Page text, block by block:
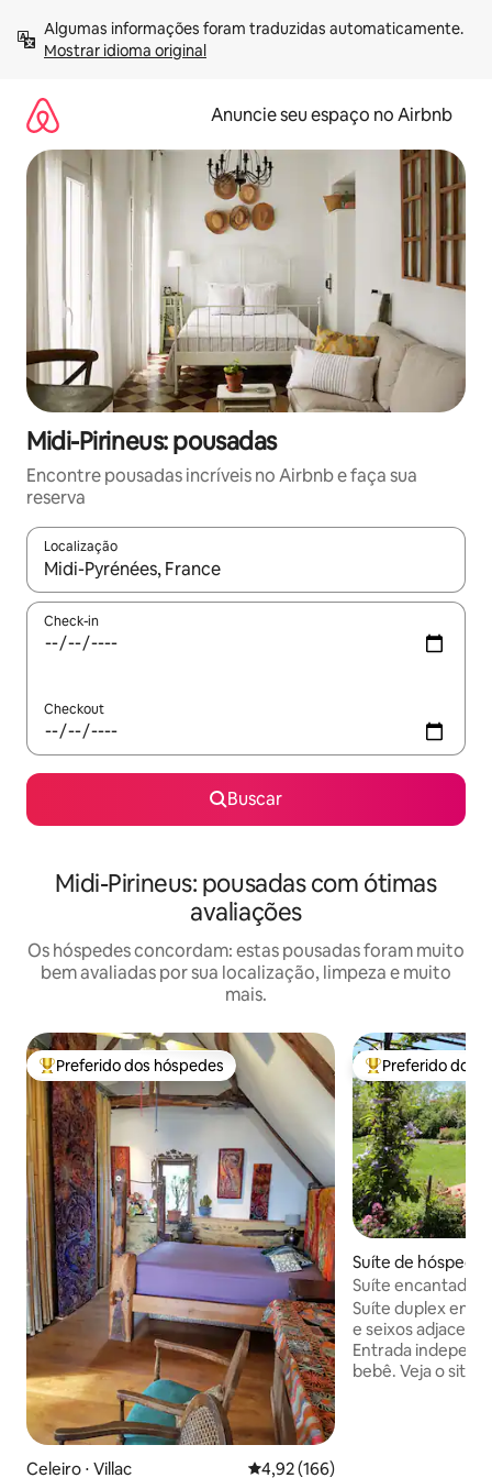
para
Mostrar idioma original
Anuncie seu espaço no Airbnb
Midi-Pirineus: pousadas
Encontre pousadas incríveis no Airbnb e faça sua
reserva
Localização
Quando os resultados estiverem disponíveis, explore-os
Check-in
Checkout
Buscar
Midi-Pirineus: pousadas com ótimas
avaliações
Os hóspedes concordam: estas pousadas foram muito
bem avaliadas por sua localização, limpeza e muito
mais.
Entre os melhores preferidos dos hóspedes
Preferido dos hóspedes
Celeiro ⋅ Villac 4,92 de uma avaliação média de
4,92 (166)
Entre os
Preferido dos
Suíte de
nt-le-Fort
Suíte
caseiro
Suíte duplex
e seixos
Entrada
bebê. Veja o site